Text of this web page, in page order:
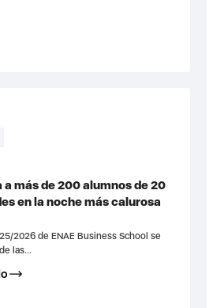
a más de 200 alumnos de 20
en la noche más calurosa
2026 de ENAE Business School se
las...